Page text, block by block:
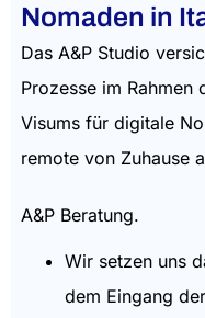
Nomaden in
Das A&P Studio
Prozesse im Rahmen
Visums für digitale
remote von Zuhause
A&P Beratung.
Wir setzen uns
dem Eingang